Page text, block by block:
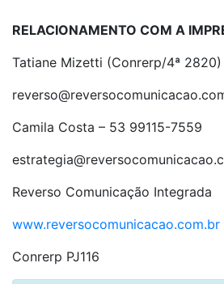
RELACIONAMENTO COM A
Tatiane Mizetti (Conrerp/4ª
Camila Costa – 53 99115-7559
Reverso Comunicação Integrada
www.reversocomunicacao.com.br
Conrerp PJ116